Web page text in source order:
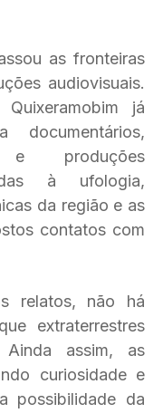
as fronteiras
audiovisuais.
já
e produções
à ufologia,
da região e as
contatos com
relatos, não há
extraterrestres
assim, as
curiosidade e
possibilidade da